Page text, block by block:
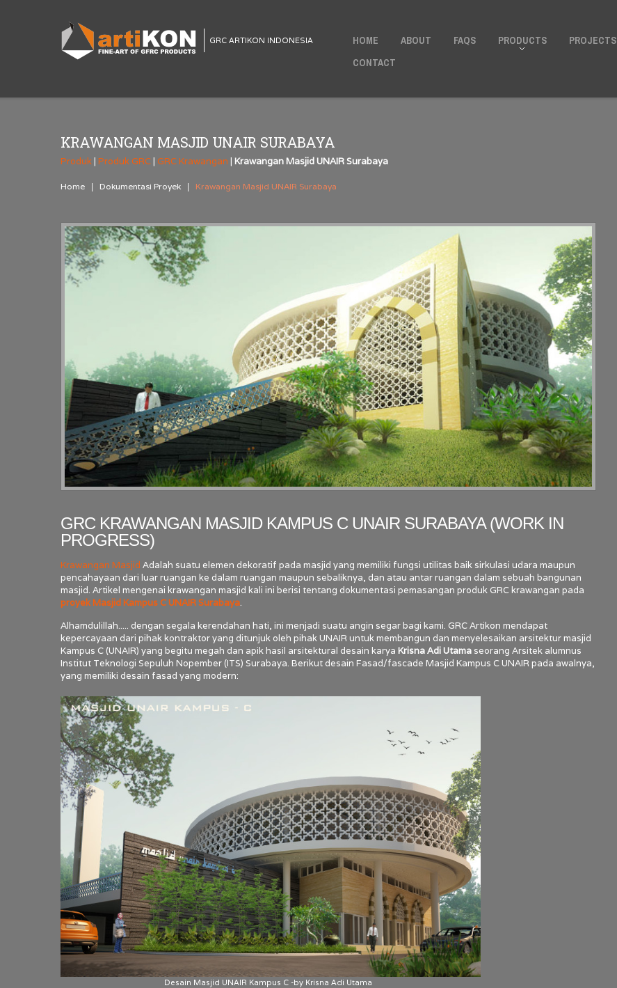
GRC ARTIKON INDONESIA HOME ABOUT FAQS PRODUCTS PROJECTS
CONTACT
KRAWANGAN MASJID UNAIR SURABAYA
Produk| Produk GRC| GRC Krawangan | Krawangan Masjid UNAIR Surabaya
Home Dokumentasi Proyek Krawangan Masjid UNAIR Surabaya
GRC KRAWANGAN MASJID KAMPUS C UNAIR SURABAYA (WORK IN
PROGRESS)
Krawangan Masjid Adalah suatu elemen dekoratif pada masjid yang memiliki fungsi utilitas baik sirkulasi udara maupun
pencahayaan dari luar ruangan ke dalam ruangan maupun sebaliknya, dan atau antar ruangan dalam sebuah bangunan
masjid. Artikel mengenai krawangan masjid kali ini berisi tentang dokumentasi pemasangan produk GRC krawangan pada
proyek Masjid Kampus C UNAIR Surabaya.
Alhamdulillah..... dengan segala kerendahan hati, ini menjadi suatu angin segar bagi kami. GRC Artikon mendapat
kepercayaan dari pihak kontraktor yang ditunjuk oleh pihak UNAIR untuk membangun dan menyelesaikan arsitektur masjid
Kampus C (UNAIR) yang begitu megah dan apik hasil arsitektural desain karya Krisna Adi Utama seorang Arsitek alumnus
Institut Teknologi Sepuluh Nopember (ITS) Surabaya. Berikut desain Fasad/fascade Masjid Kampus C UNAIR pada awalnya,
yang memiliki desain fasad yang modern:
Desain Masjid UNAIR Kampus C -by Krisna Adi Utama